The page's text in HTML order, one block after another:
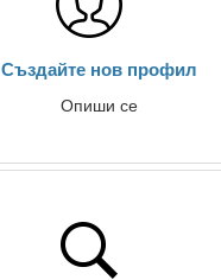
Създайте нов профил
Опиши се